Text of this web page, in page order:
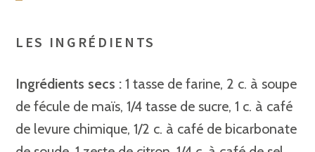
LES INGRÉDIENTS
Ingrédients secs : 1 tasse de farine, 2 c. à soupe
de fécule de maïs, 1/4 tasse de sucre, 1 c. à café
de levure chimique, 1/2 c. à café de bicarbonate